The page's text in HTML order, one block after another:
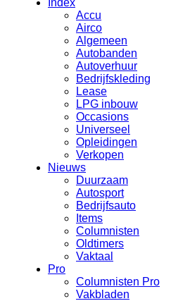
Index
Accu
Airco
Algemeen
Autobanden
Autoverhuur
Bedrijfskleding
Lease
LPG inbouw
Occasions
Universeel
Opleidingen
Verkopen
Nieuws
Duurzaam
Autosport
Bedrijfsauto
Items
Columnisten
Oldtimers
Vaktaal
Pro
Columnisten Pro
Vakbladen